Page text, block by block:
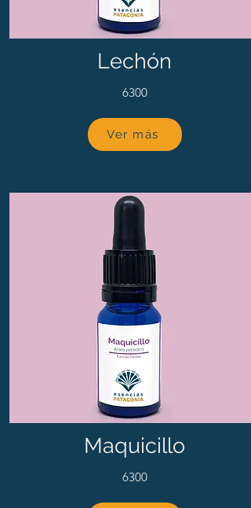
Lechón
6300
Ver más
Maquicillo
6300